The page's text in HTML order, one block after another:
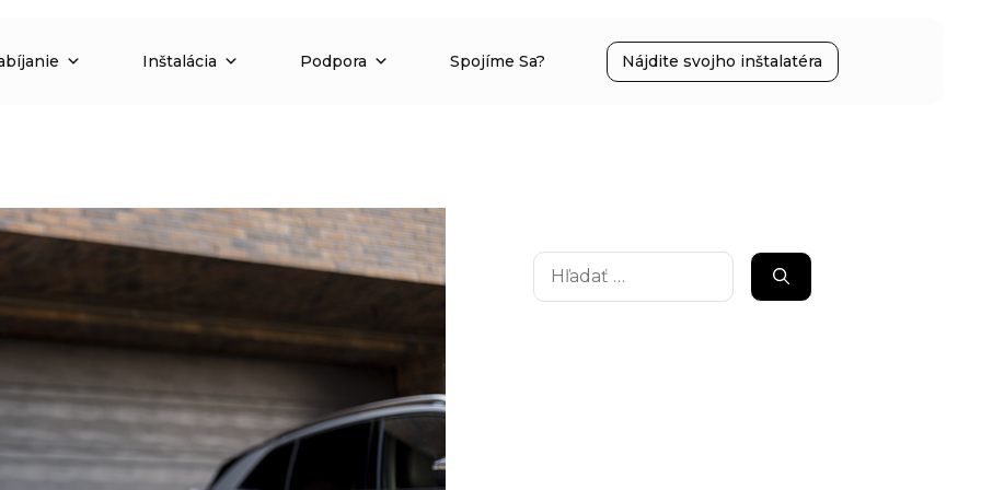
Inštalácia Podpora Spojíme Sa? Nájdite svojho inštalatéra
Hľadať: